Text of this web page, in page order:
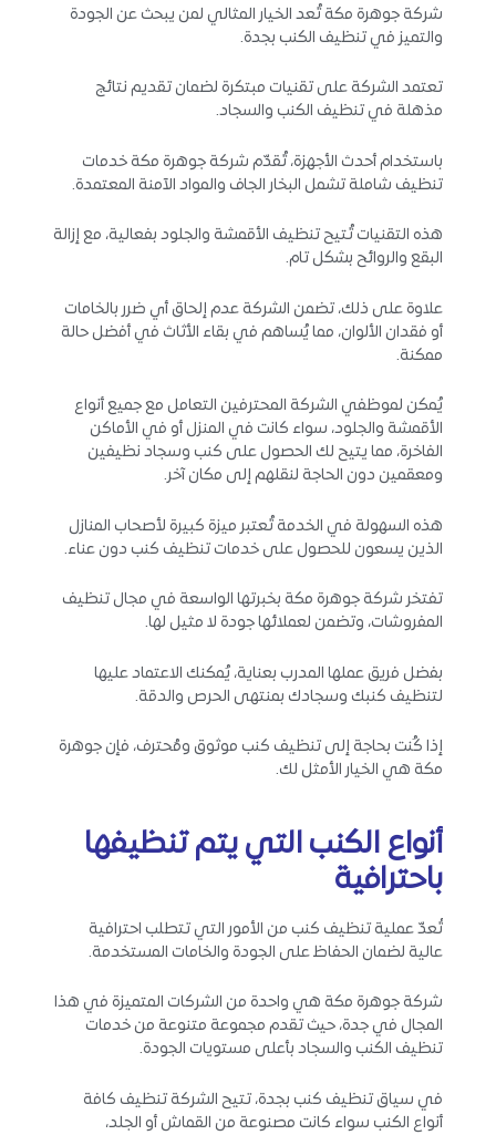
شركة جوهرة مكة تُعد الخيار المثالي لمن يبحث عن الجودة
والتميز في تنظيف الكنب بجدة.
تعتمد الشركة على تقنيات مبتكرة لضمان تقديم نتائج
مذهلة في تنظيف الكنب والسجاد.
باستخدام أحدث الأجهزة، تُقدّم شركة جوهرة مكة خدمات
تنظيف شاملة تشمل البخار الجاف والمواد الآمنة المعتمدة.
هذه التقنيات تُتيح تنظيف الأقمشة والجلود بفعالية، مع إزالة
البقع والروائح بشكل تام.
علاوة على ذلك، تضمن الشركة عدم إلحاق أي ضرر بالخامات
أو فقدان الألوان، مما يُساهم في بقاء الأثاث في أفضل حالة
ممكنة.
يُمكن لموظفي الشركة المحترفين التعامل مع جميع أنواع
الأقمشة والجلود، سواء كانت في المنزل أو في الأماكن
الفاخرة، مما يتيح لك الحصول على كنب وسجاد نظيفين
ومعقمين دون الحاجة لنقلهم إلى مكان آخر.
هذه السهولة في الخدمة تُعتبر ميزة كبيرة لأصحاب المنازل
الذين يسعون للحصول على خدمات تنظيف كنب دون عناء.
تفتخر شركة جوهرة مكة بخبرتها الواسعة في مجال تنظيف
المفروشات، وتضمن لعملائها جودة لا مثيل لها.
بفضل فريق عملها المدرب بعناية، يُمكنك الاعتماد عليها
لتنظيف كنبك وسجادك بمنتهى الحرص والدقة.
إذا كُنت بحاجة إلى تنظيف كنب موثوق ومُحترف، فإن جوهرة
مكة هي الخيار الأمثل لك.
أنواع الكنب التي يتم تنظيفها
باحترافية
تُعدّ عملية تنظيف كنب من الأمور التي تتطلب احترافية
عالية لضمان الحفاظ على الجودة والخامات المستخدمة.
شركة جوهرة مكة هي واحدة من الشركات المتميزة في هذا
المجال في جدة، حيث تقدم مجموعة متنوعة من خدمات
تنظيف الكنب والسجاد بأعلى مستويات الجودة.
في سياق تنظيف كنب بجدة، تتيح الشركة تنظيف كافة
أنواع الكنب سواء كانت مصنوعة من القماش أو الجلد،